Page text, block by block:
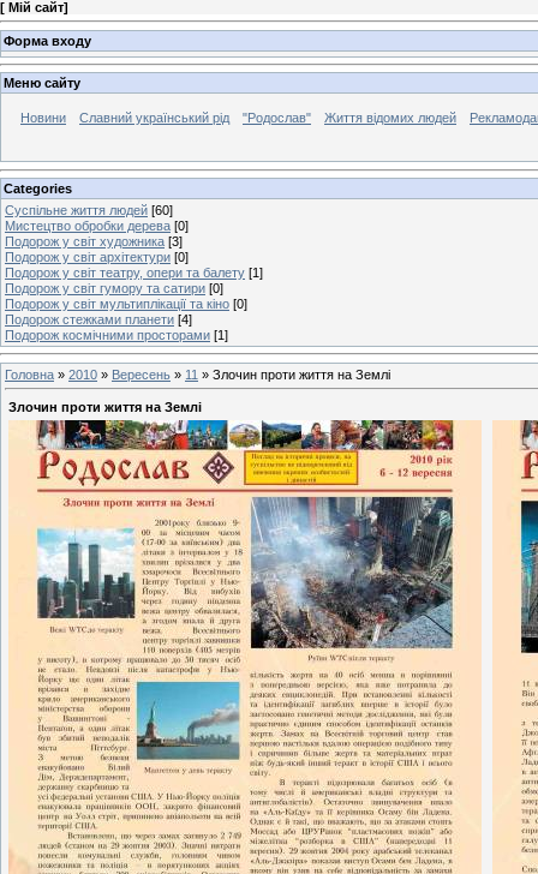
[ Мій сайт]
Форма входу
Меню сайту
Новини Славний український рід "Родослав" Життя відомих людей
Categories
Суспільне життя людей [60]
Мистецтво обробки дерева [0]
Подорож у світ художника [3]
Подорож у світ архітектури [0]
Подорож у світ театру, опери та балету [1]
Подорож у світ гумору та сатири [0]
Подорож у світ мультиплікації та кіно [0]
Подорож стежками планети [4]
Подорож космічними просторами [1]
Головна » 2010 » Вересень » 11 » Злочин проти життя на Землі
Злочин проти життя на Землі